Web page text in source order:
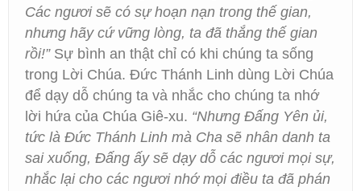
Các ngươi sẽ có sự hoạn nạn trong thế gian,
nhưng hãy cứ vững lòng, ta đã thắng thế gian
rồi!” Sự bình an thật chỉ có khi chúng ta sống
trong Lời Chúa. Đức Thánh Linh dùng Lời Chúa
để dạy dỗ chúng ta và nhắc cho chúng ta nhớ
lời hứa của Chúa Giê-xu. “Nhưng Đấng Yên ủi,
tức là Đức Thánh Linh mà Cha sẽ nhân danh ta
sai xuống, Đấng ấy sẽ dạy dỗ các ngươi mọi sự,
nhắc lại cho các ngươi nhớ mọi điều ta đã phán